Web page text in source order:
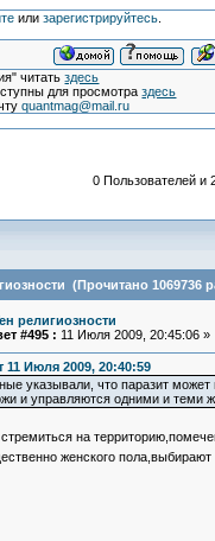
или зарегистрируйтесь.
читатьздесь
для просмотраздесь
quantmag@mail.ru
0 Пользователей и
(Прочитано 1069736
религиозности
#495 : 11 Июля 2009, 20:45:06 »
11 Июля 2009, 20:40:59
указывали, что паразит
и управляются одними и теми
на
женского пола,выбирают